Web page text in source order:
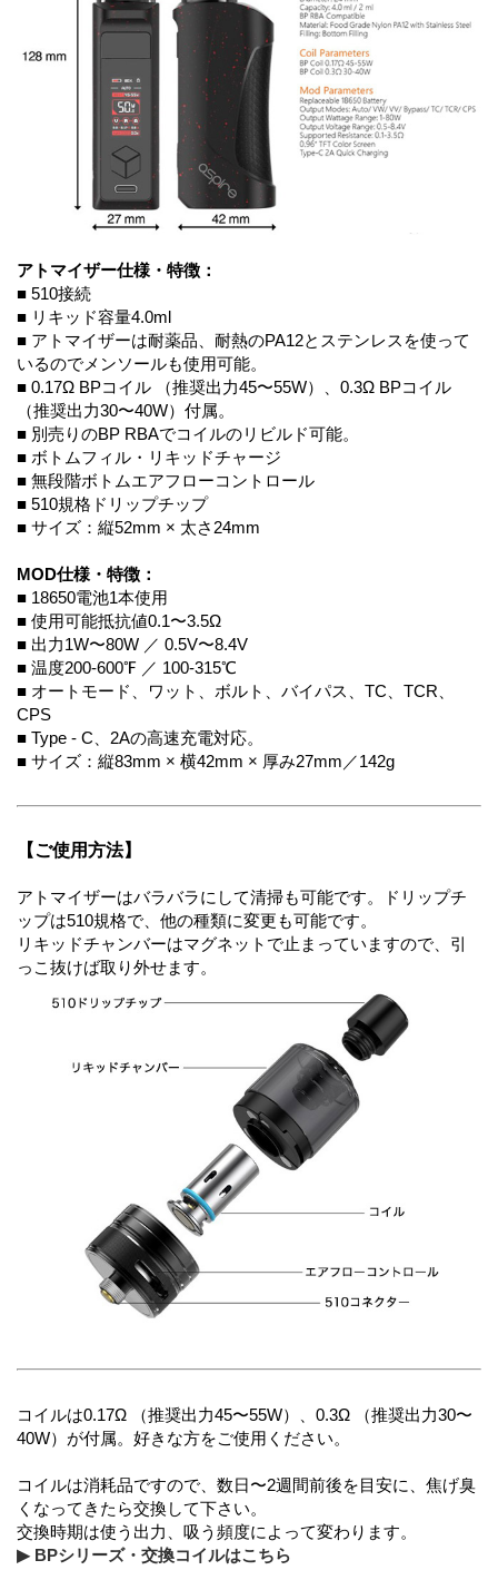
アトマイザー仕様・特徴：
■ 510接続
■ リキッド容量4.0ml
■ アトマイザーは耐薬品、耐熱のPA12とステンレスを使って
いるのでメンソールも使用可能。
■ 0.17Ω BPコイル （推奨出力45〜55W）、0.3Ω BPコイル
（推奨出力30〜40W）付属。
■ 別売りのBP RBAでコイルのリビルド可能。
■ ボトムフィル・リキッドチャージ
■ 無段階ボトムエアフローコントロール
■ 510規格ドリップチップ
■ サイズ：縦52mm × 太さ24mm
MOD仕様・特徴：
■ 18650電池1本使用
■ 使用可能抵抗値0.1〜3.5Ω
■ 出力1W〜80W ／ 0.5V〜8.4V
■ 温度200-600℉ ／ 100-315℃
■ オートモード、ワット、ボルト、バイパス、TC、TCR、
CPS
■ Type - C、2Aの高速充電対応。
■ サイズ：縦83mm × 横42mm × 厚み27mm／142g
【ご使用方法】
アトマイザーはバラバラにして清掃も可能です。ドリップチ
ップは510規格で、他の種類に変更も可能です。
リキッドチャンバーはマグネットで止まっていますので、引
っこ抜けば取り外せます。
コイルは0.17Ω （推奨出力45〜55W）、0.3Ω （推奨出力30〜
40W）が付属。好きな方をご使用ください。
コイルは消耗品ですので、数日〜2週間前後を目安に、焦げ臭
くなってきたら交換して下さい。
交換時期は使う出力、吸う頻度によって変わります。
▶ BPシリーズ・交換コイルはこちら